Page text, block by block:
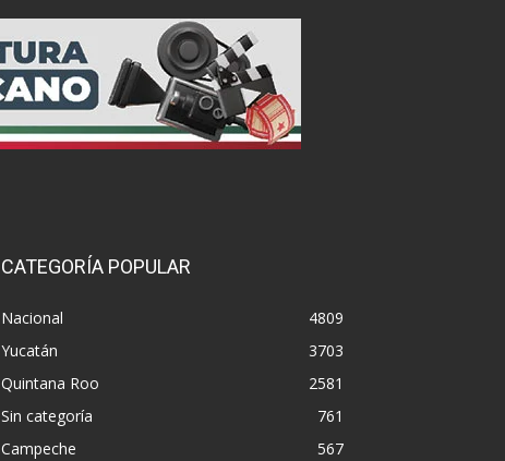
CATEGORÍA POPULAR
Nacional
4809
Yucatán
3703
Quintana Roo
2581
Sin categoría
761
Campeche
567